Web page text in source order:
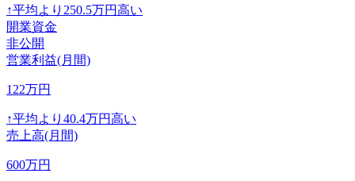
↑平均より 250.5万円高い
開業資金
非公開
営業利益(月間)
122万円
↑平均より 40.4万円高い
売上高(月間)
600万円